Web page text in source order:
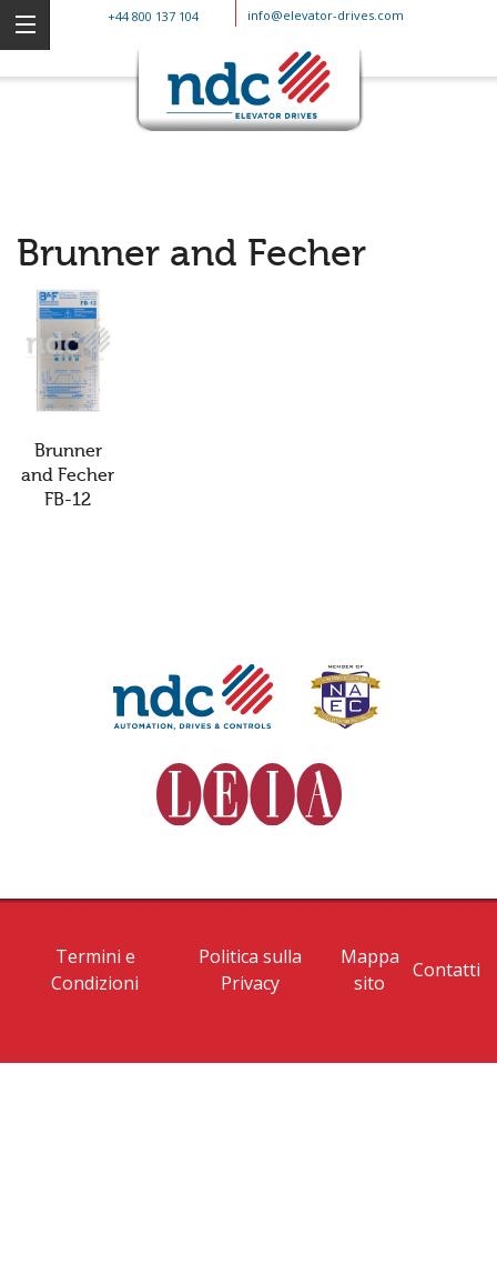
+44 800 137 104 info@elevator-drives.com
Brunner and Fecher
Brunner
and Fecher
FB-12
Termini e
Condizioni
Politica sulla
Privacy
Mappa
sito
Contatti